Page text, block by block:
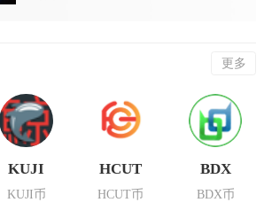
更多
KUJI
KUJI币
HCUT
HCUT币
BDX
BDX币